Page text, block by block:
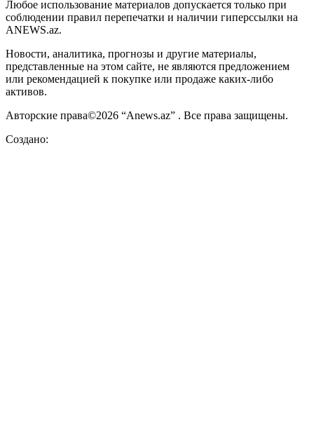
Любое использование материалов допускается только при
соблюдении правил перепечатки и наличии гиперссылки на
ANEWS.az.
Новости, аналитика, прогнозы и другие материалы,
представленные на этом сайте, не являются предложением
или рекомендацией к покупке или продаже каких-либо
активов.
Авторские права©2026 “Anews.az” . Все права защищены.
Создано: